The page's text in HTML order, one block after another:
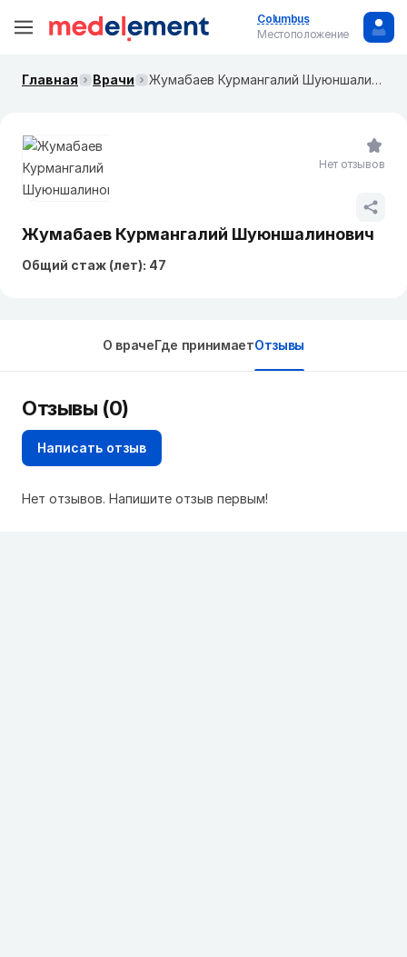
Columbus
Местоположение
Главная Врачи Жумабаев Курмангалий Шуюншалинович
Жумабаев Курмангалий Шуюншалинович
Общий стаж (лет): 47
Нет отзывов
О врачеГде принимаетОтзывы
Отзывы (0)
Написать отзыв
Нет отзывов. Напишите отзыв первым!